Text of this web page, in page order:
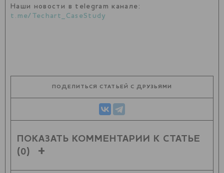
Наши новости в telegram канале:
t.me/Techart_CaseStudy
ПОДЕЛИТЬСЯ СТАТЬЕЙ С ДРУЗЬЯМИ
ПОКАЗАТЬ КОММЕНТАРИИ К СТАТЬЕ
(0)